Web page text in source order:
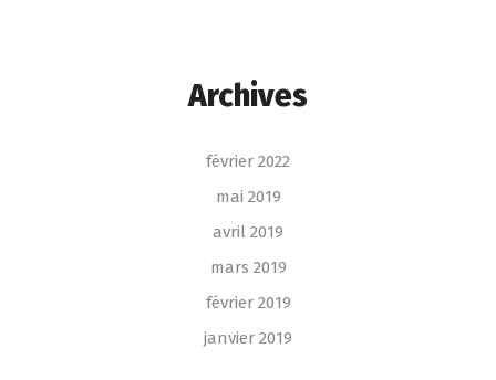
Archives
février 2022
mai 2019
avril 2019
mars 2019
février 2019
janvier 2019